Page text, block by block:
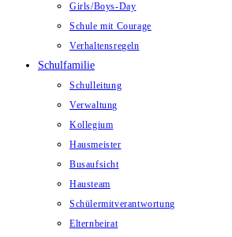
Girls/Boys-Day
Schule mit Courage
Verhaltensregeln
Schulfamilie
Schulleitung
Verwaltung
Kollegium
Hausmeister
Busaufsicht
Hausteam
Schülermitverantwortung
Elternbeirat